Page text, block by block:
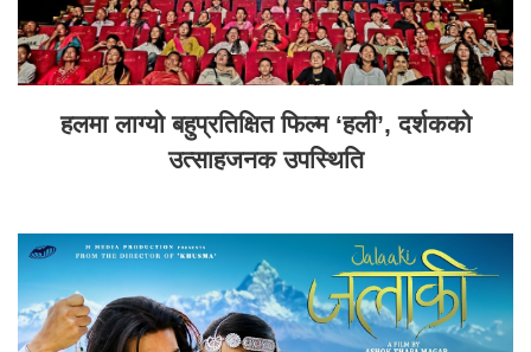
हलमा लाग्यो बहुप्रतिक्षित फिल्म ‘हली’, दर्शकको
उत्साहजनक उपस्थिति